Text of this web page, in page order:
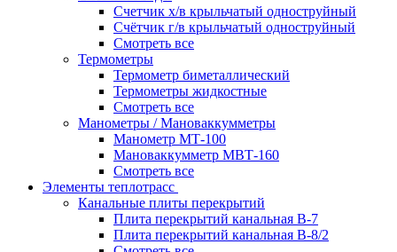
Счетчик х/в крыльчатый одноструйный
Счётчик г/в крыльчатый одноструйный
Смотреть все
Термометры
Термометр биметаллический
Термометры жидкостные
Смотреть все
Манометры / Мановаккумметры
Манометр МТ-100
Мановаккумметр МВТ-160
Смотреть все
Элементы теплотрасс
Канальные плиты перекрытий
Плита перекрытий канальная В-7
Плита перекрытий канальная В-8/2